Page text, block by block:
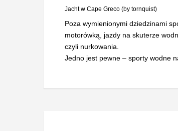
Jacht w Cape Greco (by tornquist)
Poza wymienionymi dziedzinami
motorówką, jazdy na skuterze
czyli nurkowania.
Jedno jest pewne – sporty wodne